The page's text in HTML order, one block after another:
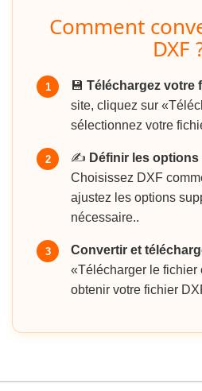
Comment
DXF
1 💾 Téléchargez votre
site, cliquez sur
sélectionnez votre
2 ✍️ Définir les
Choisissez DXF
ajustez les options
nécessaire..
3 Convertir et
«Télécharger le fichier
obtenir votre fichier